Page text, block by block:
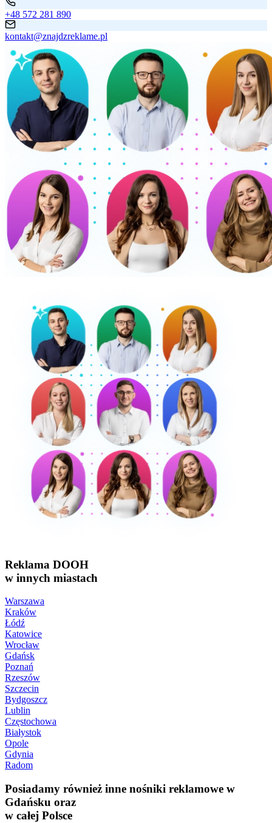
+48 572 281 890
kontakt@znajdzreklame.pl
Reklama DOOH
w innych miastach
Warszawa
Kraków
Łódź
Katowice
Wrocław
Gdańsk
Poznań
Rzeszów
Szczecin
Bydgoszcz
Lublin
Częstochowa
Białystok
Opole
Gdynia
Radom
Posiadamy również inne nośniki reklamowe w
Gdańsku oraz
w całej Polsce